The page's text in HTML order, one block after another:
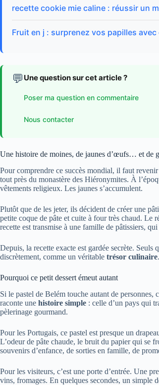
recette cookie mie caline : réussir un
Fruit en j : surprenez vos papilles
💬 Une question sur cet article ?
Poser ma question en commentaire
Nous contacter
Une histoire de moines, de jaunes d’œufs… et de
Pour comprendre ce succès mondial, il faut
tout près du monastère des Hiéronymites. À
vêtements religieux. Les jaunes s’accumulent.
Plutôt que de les jeter, ils décident de créer une
petite coque de pâte et cuite à four très chaud. Le
recette est transmise à une famille de pâtissiers,
Depuis, la recette exacte est gardée secrète. Seuls
discrètement, comme un véritable trésor culinaire.
Pourquoi ce petit dessert émeut autant
Si le pastel de Belém touche autant de personnes,
raconte une histoire simple : celle d’un pays qui
pèlerinage gourmand.
Pour les Portugais, ce pastel est presque un
L’odeur de pâte chaude, le bruit du papier qui se
souvenirs d’enfance, de sorties en famille, de
Pour les visiteurs, c’est une porte d’entrée. Une
vins, fromages. En quelques secondes, un simple